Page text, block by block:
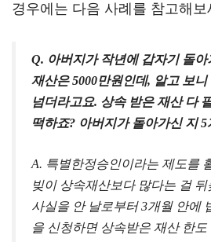
경우에는 다음 사례를 참고해보
Q. 아버지가 작년에 갑자기 돌
재산은 5000만원인데, 알고 보
넘더라고요. 상속 받은 재산 다
떡하죠? 아버지가 돌아가신 지
A. 특별한정승인이라는 제도를
빚이 상속재산보다 많다는 걸
사실을 안 날로부터 3개월 안에
을 신청하면 상속받은 재산 한